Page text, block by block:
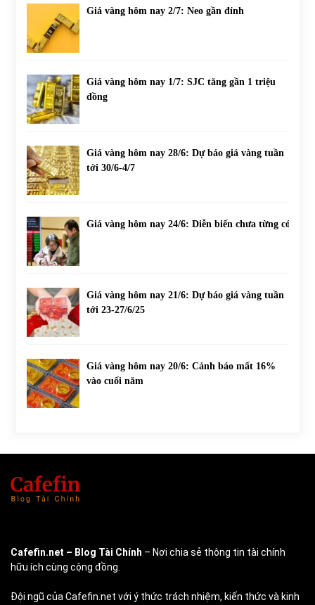
Giá vàng hôm nay 2/7: Neo gần đỉnh
Giá vàng hôm nay 1/7: SJC tăng gần 1 triệu
đồng
Giá vàng hôm nay 28/6: Dự báo giá vàng tuần
tới 30/6-4/7
Giá vàng hôm nay 24/6: Diễn biến chưa từng có
Giá vàng hôm nay 21/6: Dự báo giá vàng tuần
tới 23-27/6/25
Giá vàng hôm nay 20/6: Cảnh báo mất 16%
vào cuối năm
Cafefin.net – Blog Tài Chính – Nơi chia sẻ thông tin tài chính
hữu ích cùng cộng đồng.
Đội ngũ của Cafefin.net với ý thức trách nhiệm, kiến thức và kinh